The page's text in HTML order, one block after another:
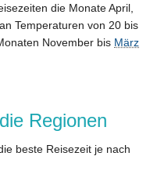
die Monate April,
Temperaturen von 20 bis
November bis März
Regionen
beste Reisezeit je nach